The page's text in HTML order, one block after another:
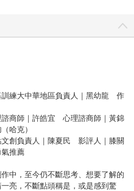
練大中華地區負責人｜黑幼龍 作
商師｜許皓宜 心理諮商師｜黃錦
哈克）
創負責人｜陳夏民 影評人｜膝關
推薦
中，至今仍不斷思考、想要了解的
亮，不斷點頭稱是，或是感到驚